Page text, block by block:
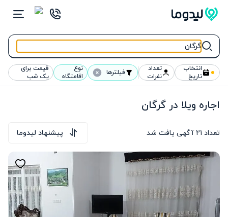
انتخاب
تاریخ
تعداد
نفرات فیلترها نوع
اقامتگاه
قیمت برای
یک شب
اجاره ویلا در گرگان
تعداد 21آگهی یافت شد پیشنهاد لیدوما